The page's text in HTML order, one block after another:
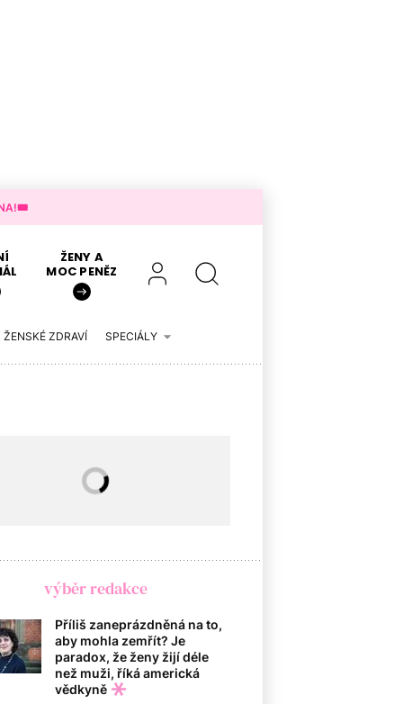
ŽENY A
MOC PENĚZ
ŽENSKÉ ZDRAVÍ SPECIÁLY
výběr redakce
Příliš zaneprázdněná na to,
aby mohla zemřít? Je
paradox, že ženy žijí déle
než muži, říká americká
vědkyně